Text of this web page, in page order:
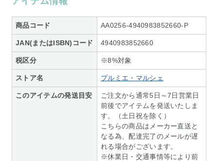
商品コード AA0256-4940983852660-P
JAN(またはISBN)コード 4940983852660
税区分 ※8%対象
ストア名 プルミエ・マルシェ
このアイテムの発送目安
ご注文から通常5日～7日営業日
前後でアイテムを発送いたしま
す。（土日祝を除く）
こちらの商品はメーカー直送と
なる為、配達完了のメールが遅
れる場合がございます。
※休業日・交通事情等により前